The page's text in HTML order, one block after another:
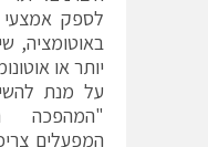
לספק
באוטומציה,
יותר או
על מנת
"המהפכה
המפעלים